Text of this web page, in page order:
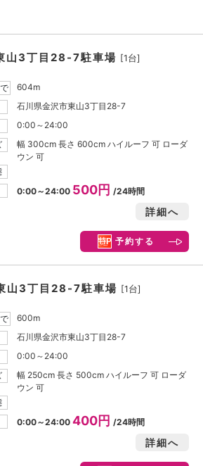
山3丁目28-7駐車場 [1台]
604m
石川県金沢市東山3丁目28-7
0:00～24:00
幅 300cm 長さ 600cm ハイルーフ 可 ローダ
ウン 可
0:00～24:00 500円 /24時間
詳細へ
予約する
山3丁目28-7駐車場 [1台]
600m
石川県金沢市東山3丁目28-7
0:00～24:00
幅 250cm 長さ 500cm ハイルーフ 可 ローダ
ウン 可
0:00～24:00400円/24時間
詳細へ